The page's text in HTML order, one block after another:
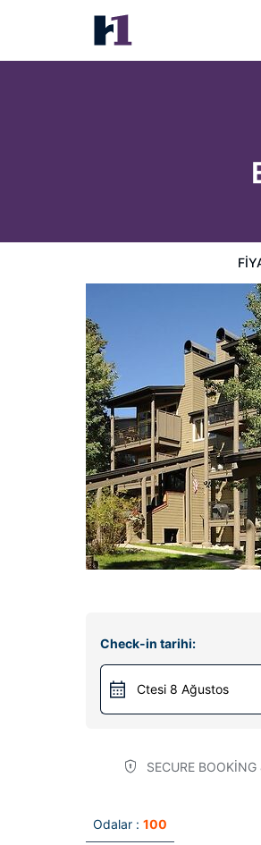
Evergreen
Fiyatlar
Check-in tarihi:
Ctesi 8 Ağustos
SECURE
Odalar : 100